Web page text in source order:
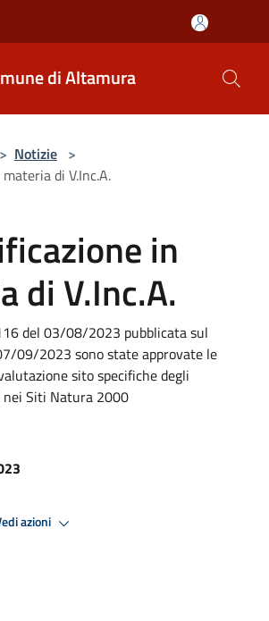
di Altamura
> Notizie >
di V.Inc.A.
in
di V.Inc.A.
del 03/08/2023 pubblicata sul
09/2023 sono state approvate le
sito specifiche degli
Siti Natura 2000
azioni